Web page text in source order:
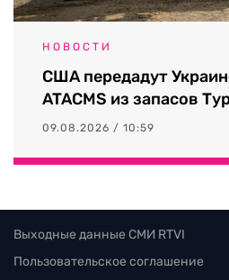
НОВОСТИ
США передадут
ATACMS из запасов
09.08.2026 / 10:59
Выходные данные СМИ RTVI
Пользовательское соглашение